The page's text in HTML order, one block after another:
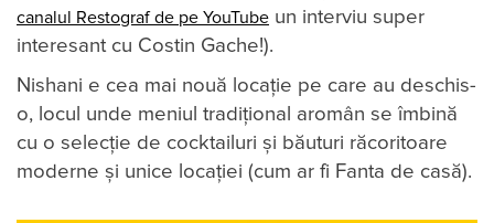
canalul Restograf de pe YouTube un interviu super
interesant cu Costin Gache!).
Nishani e cea mai nouă locație pe care au deschis-
o, locul unde meniul tradițional aromân se îmbină
cu o selecție de cocktailuri și băuturi răcoritoare
moderne și unice locației (cum ar fi Fanta de casă).